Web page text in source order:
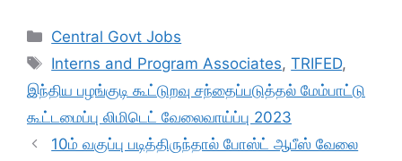
c
e
b
o
o
at
s
A
p
p
e
gr
a
m
ar
e
Categories
Central Govt Jobs
Tags
Interns and Program Associates,TRIFED,
இந்திய பழங்குடி கூட்டுறவு சந்தைப்படுத்தல் மேம்பாட்டு
கூட்டமைப்பு லிமிடெட் வேலைவாய்ப்பு 2023
10ம் வகுப்பு படித்திருந்தால் போஸ்ட் ஆபீஸ் வேலை